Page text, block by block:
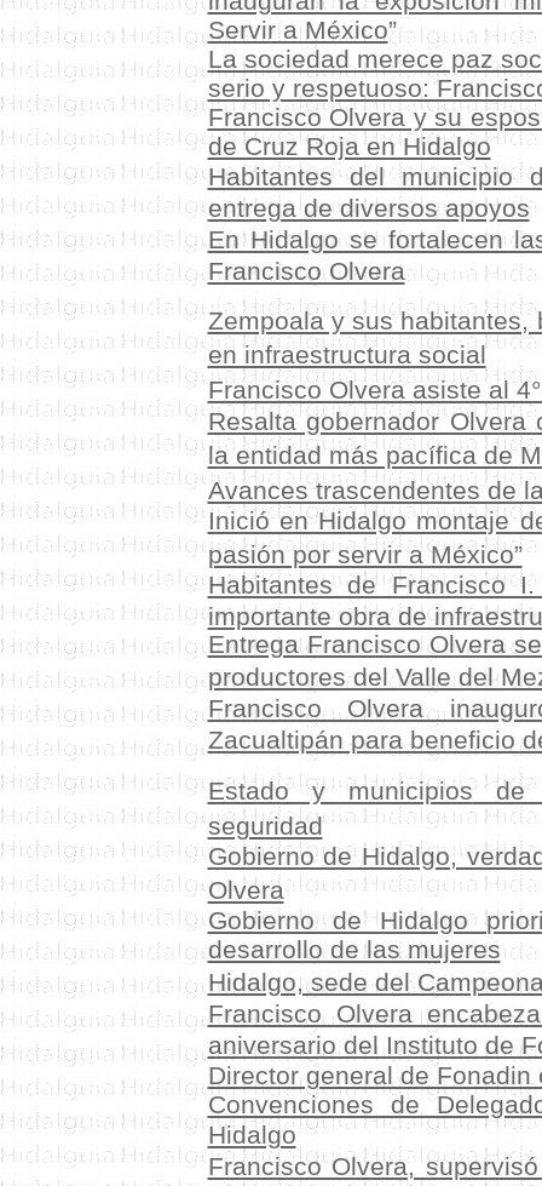
Servir a México”
La sociedad merece paz
serio y respetuoso:
Francisco Olvera y su
de Cruz Roja en Hidalgo
Habitantes del municipio
entrega de diversos apoyos
En Hidalgo se fortalecen
Francisco Olvera
Zempoala y sus habitantes,
en infraestructura social
Francisco Olvera asiste al
Resalta gobernador
la entidad más pacífica de
Avances trascendentes de
Inició en Hidalgo montaje
pasión por servir a México”
Habitantes de Francisco
importante obra de
Entrega Francisco Olvera
productores del Valle del
Francisco Olvera
Zacualtipán para beneficio
Estado y municipiosde
seguridad
Gobierno de Hidalgo,
Olvera
Gobierno de Hidalgo
desarrollo de las mujeres
Hidalgo, sede del
Francisco Olvera
aniversario del Instituto de
Director general de
Convenciones de
Hidalgo
Francisco Olvera,